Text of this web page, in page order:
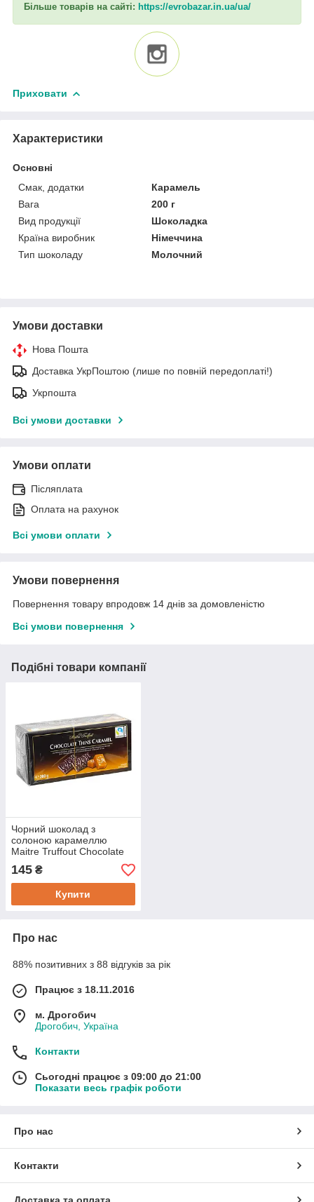
Більше товарів на сайті: https://evrobazar.in.ua/ua/
Приховати
Характеристики
Основні
Смак, додатки
Карамель
Вага
200 г
Вид продукції
Шоколадка
Країна виробник
Німеччина
Тип шоколаду
Молочний
Умови доставки
Нова Пошта
Доставка УкрПоштою (лише по повній передоплаті!)
Укрпошта
Всі умови доставки
Умови оплати
Післяплата
Оплата на рахунок
Всі умови оплати
Умови повернення
Повернення товару впродовж 14 днів за домовленістю
Всі умови повернення
Подібні товари компанії
Чорний шоколад з
солоною карамеллю
Maitre Truffout Chocolate
Thins Caramel, 200г
145 ₴
Купити
Про нас
88% позитивних з 88 відгуків за рік
Працює з 18.11.2016
м. Дрогобич
Дрогобич, Україна
Контакти
Сьогодні працює з 09:00 до 21:00
Показати весь графік роботи
Про нас
Контакти